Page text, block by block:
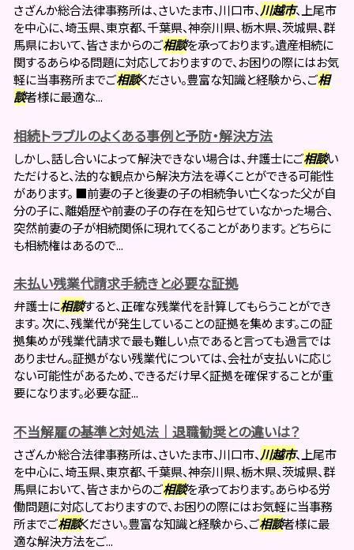
さざんか総合法律事務所は、さいたま市、川口市、川越市、上尾市
を中心に、埼玉県、東京都、千葉県、神奈川県、栃木県、茨城県、群
馬県において、皆さまからのご相談を承っております。遺産相続に
関するあらゆる問題に対応しておりますので、お困りの際にはお気
軽に当事務所までご相談ください。豊富な知識と経験から、ご相
談者様に最適な...
相続トラブルのよくある事例と予防・解決方法
しかし、話し合いによって解決できない場合は、弁護士にご相談い
ただけると、法的な観点から解決方法を導くことができる可能性
があります。 ■前妻の子と後妻の子の相続争い亡くなった父が自
分の子に、離婚歴や前妻の子の存在を知らせていなかった場合、
突然前妻の子が相続関係に現れてくることがあります。 どちらに
も相続権はあるので...
未払い残業代請求手続きと必要な証拠
弁護士に相談すると、正確な残業代を計算してもらうことができ
ます。 次に、残業代が発生していることの証拠を集めます。この証
拠集めが残業代請求で最も難しい点であると言っても過言では
ありません。証拠がない残業代については、会社が支払いに応じ
ない可能性があるため、できるだけ早く証拠を確保することが重
要になります。必要な証...
不当解雇の基準と対処法｜退職勧奨との違いは？
さざんか総合法律事務所は、さいたま市、川口市、川越市、上尾市
を中心に、埼玉県、東京都、千葉県、神奈川県、栃木県、茨城県、群
馬県において、皆さまからのご相談を承っております。あらゆる労
働問題に対応しておりますので、お困りの際にはお気軽に当事務
所までご相談ください。豊富な知識と経験から、ご相談者様に最
適な解決方法をご...